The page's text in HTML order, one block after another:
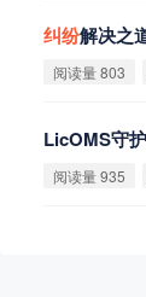
纠纷解决之
阅读量 803
LicOMS守
阅读量 935